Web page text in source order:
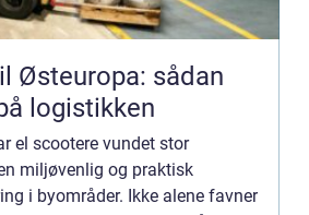
Østeuropa: sådan
logistikken
el scootere vundet stor
miljøvenlig og praktisk
i byområder. Ikke alene favner